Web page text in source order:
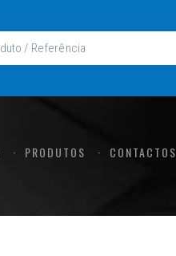
PRODUTOS CONTACTOS